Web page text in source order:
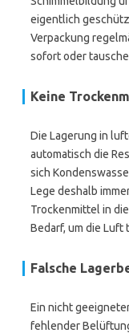
eigentlich
Verpackung
sofort oder
Keine
Die Lagerung in
automatisch die
sich
Lege deshalb
Trockenmittel in
Bedarf, um die Luft
Falsche
Ein nicht
fehlender